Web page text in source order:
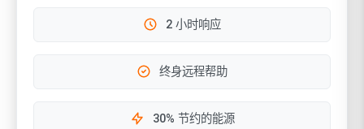
2 小时响应
终身远程帮助
30% 节约的能源